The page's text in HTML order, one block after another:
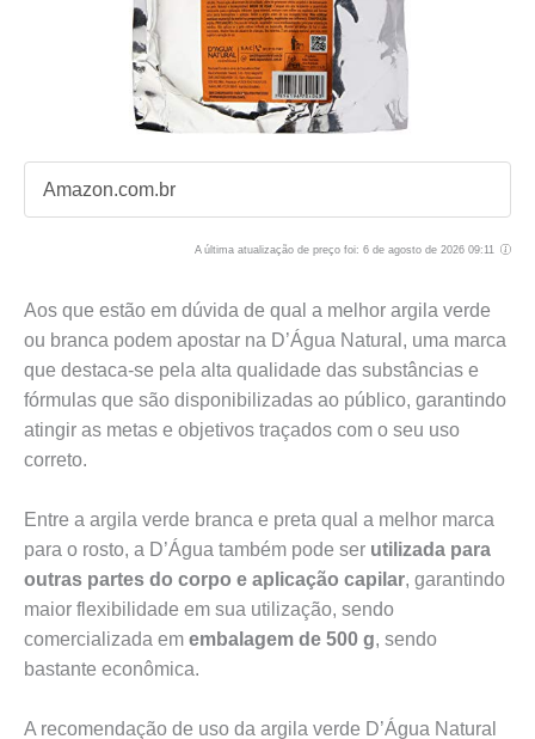
Amazon.com.br
A última atualização de preço foi: 6 de agosto de 2026 09:11
Aos que estão em dúvida de qual a melhor argila verde
ou branca podem apostar na D’Água Natural, uma marca
que destaca-se pela alta qualidade das substâncias e
fórmulas que são disponibilizadas ao público, garantindo
atingir as metas e objetivos traçados com o seu uso
correto.
Entre a argila verde branca e preta qual a melhor marca
para o rosto, a D’Água também pode ser utilizada para
outras partes do corpo e aplicação capilar, garantindo
maior flexibilidade em sua utilização, sendo
comercializada em embalagem de 500 g, sendo
bastante econômica.
A recomendação de uso da argila verde D’Água Natural